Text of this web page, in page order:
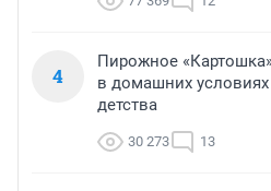
4
Пирожное
в домашних
детства
30 273 13